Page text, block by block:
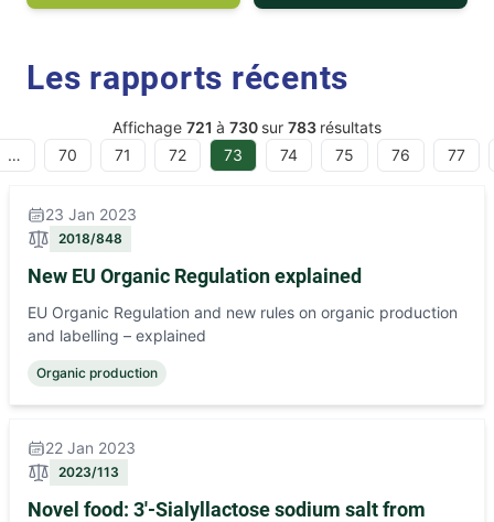
Les rapports récents
Affichage 721 à 730 sur 783 résultats
…
70 71 72 73 74 75 76 77
23 Jan 2023
2018/848
New EU Organic Regulation explained
EU Organic Regulation and new rules on organic production
and labelling – explained
Organic production
22 Jan 2023
2023/113
Novel food: 3′-Sialyllactose sodium salt from